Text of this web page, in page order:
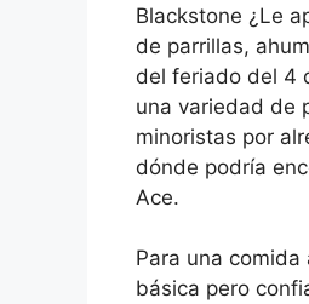
Blackstone ¿Le
de parrillas,
del feriado del 4
una variedad de
minoristas por
dónde podría
Ace.
Para una
básica pero